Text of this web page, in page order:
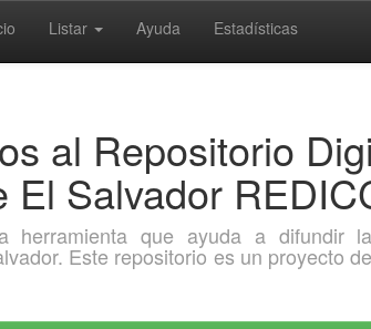
Listar Ayuda Estadísticas
al Repositorio
El Salvador
herramienta que ayuda a difundir
Este repositorio es un proyecto